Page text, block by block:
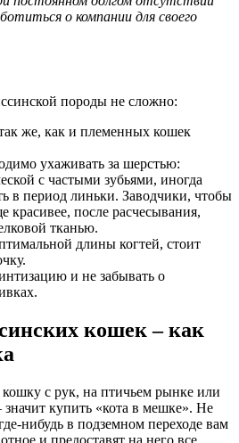
о компании для своего
породы не сложно:
же, как и племенных кошек
ухаживать за шерстью:
с частыми зубьями, иногда
в период линьки. Заводчики, чтобы
красивее, после расчесывания,
тканью.
длины когтей, стоит
и не забывать о
кошек – как
с рук, на птичьем рынке или
значит купить «кота в мешке». Не
нибудь в подземном переходе вам
и предоставят на него все